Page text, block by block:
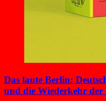
Das laute Berlin:
und die Wiederkehr der